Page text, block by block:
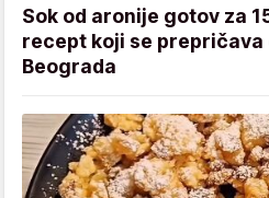
Sok od aronije gotov za
recept koji se prepričava
Beograda